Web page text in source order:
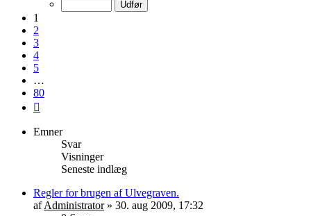
1
2
3
4
5
…
80
Emner
Svar
Visninger
Seneste indlæg
Regler for brugen af Ulvegraven.
afAdministrator» 30. aug 2009, 17:32